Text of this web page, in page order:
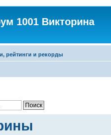
1001 Викторина
рейтинги и рекорды